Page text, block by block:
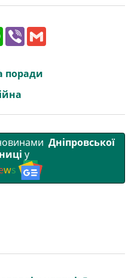
W
h
s
A
p
p
V
r
поради
Дніпровської
у
ws